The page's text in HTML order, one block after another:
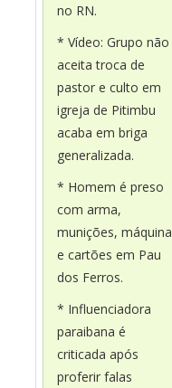
no RN.
* Vídeo: Grupo não
aceita troca de
pastor e culto em
igreja de Pitimbu
acaba em briga
generalizada.
* Homem é preso
com arma,
munições, máquina
e cartões em Pau
dos Ferros.
* Influenciadora
paraibana é
criticada após
proferir falas